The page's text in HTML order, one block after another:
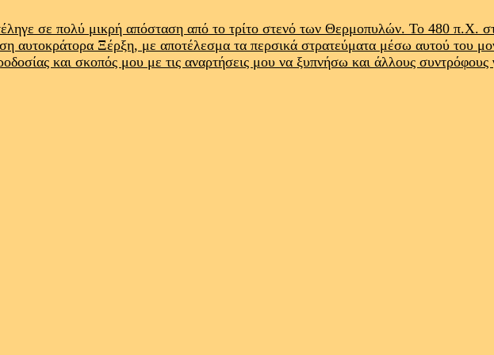
σε πολύ μικρή απόσταση από το τρίτο στενό των Θερμοπυλών. Το 480 π.Χ.
αυτοκράτορα Ξέρξη, με αποτέλεσμα τα περσικά στρατεύματα μέσω αυτού του
και σκοπός μου με τις αναρτήσεις μου να ξυπνήσω και άλλους